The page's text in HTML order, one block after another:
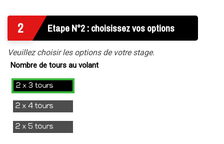
2 Etape N°2 : choisissez vos options
Veuillez choisir les options de votre stage.
Nombre de tours au volant
2x3
2x4
2x5